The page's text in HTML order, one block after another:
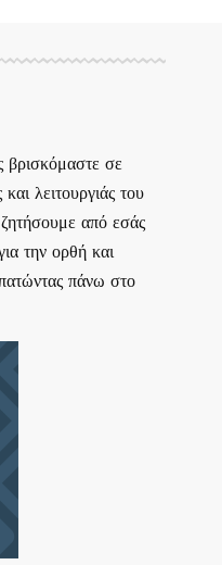
βρισκόμαστε σε
λειτουργιάς του
από εσάς
την ορθή και
πάνω στο